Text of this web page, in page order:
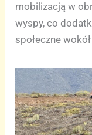
mobilizacją w
wyspy, co
społeczne